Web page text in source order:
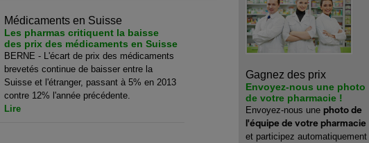
Médicaments en Suisse
Les pharmas critiquent la baisse
des prix des médicaments en Suisse
BERNE - L'écart de prix des médicaments
brevetés continue de baisser entre la
Suisse et l'étranger, passant à 5% en 2013
contre 12% l'année précédente.
Lire
Gagnez des prix
Envoyez-nous une photo
de votre pharmacie !
Envoyez-nous une photo de
l'équipe de votre pharmacie
et participez automatiquement